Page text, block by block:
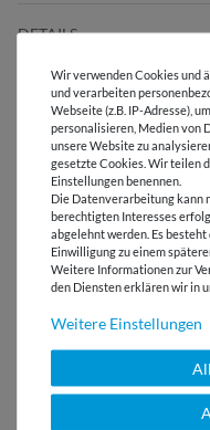
DETAILS
PFLEGEHINWEIS
BEWERTUNGEN ( 2 )
E-Mail
Wir verwenden Cookies und
und verarbeiten
Webseite (z.B. IP-Adresse),
personalisieren, Medien von
unsere Website zu
gesetzte Cookies. Wir teilen
Einstellungen benennen.
Die Datenverarbeitung kann
berechtigten Interesses
abgelehnt werden. Es
Einwilligung zu einem
Weitere Informationen zur
den Diensten erklären wir in
Weitere Einstellungen